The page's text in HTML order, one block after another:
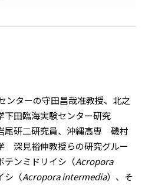
ターの守田昌哉准教授、北之
田臨海実験センター研究
尾研二研究員、沖縄高専 磯村
深見裕伸教授らの研究グルー
テンミドリイシ（Acropora
シ（Acropora intermedia）、そ